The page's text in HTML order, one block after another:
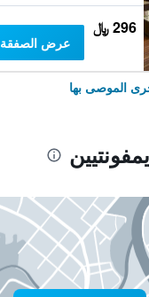
296 ﷼
عرض الصفقة
الموصى بها